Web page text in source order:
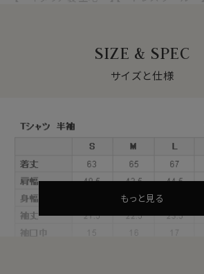
【 ストレッチ 】【 丸首/クルーネック 】
SIZE & SPEC
サイズと仕様
もっと見る